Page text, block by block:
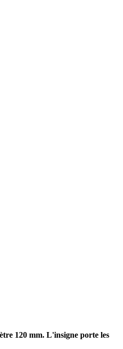
120 mm. L'insigne porte les